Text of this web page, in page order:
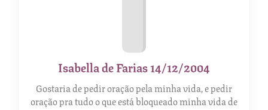
Isabella de Farias 14/12/2004
Gostaria de pedir oração pela minha vida, e pedir
oração pra tudo o que está bloqueado minha vida de